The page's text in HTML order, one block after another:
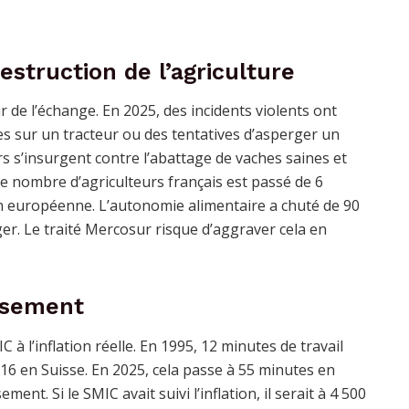
de l’agriculture
l’échange. En 2025, des incidents violents ont
sur un tracteur ou des tentatives d’asperger un
s’insurgent contre l’abattage de vaches saines et
nombre d’agriculteurs français est passé de 6
L’autonomie alimentaire a chuté de 90
Le traité Mercosur risque d’aggraver cela en
à l’inflation réelle. En 1995, 12 minutes de travail
en Suisse. En 2025, cela passe à 55 minutes en
Si le SMIC avait suivi l’inflation, il serait à 4 500